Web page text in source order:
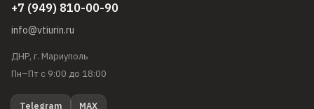
+7 (949) 810-00-90
info@vtiurin.ru
ДНР, г. Мариуполь
Пн–Пт с 9:00 до 18:00
Telegram MAX